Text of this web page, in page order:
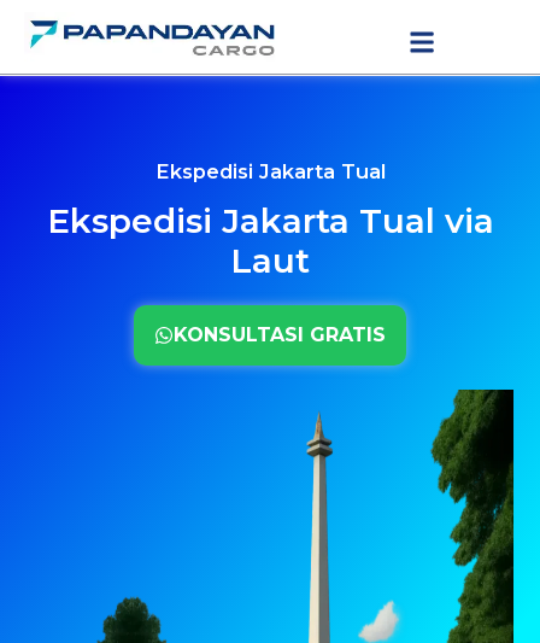
Lewati
konten
Ekspedisi Jakarta Tual
Ekspedisi Jakarta Tual via
Laut
KONSULTASI GRATIS